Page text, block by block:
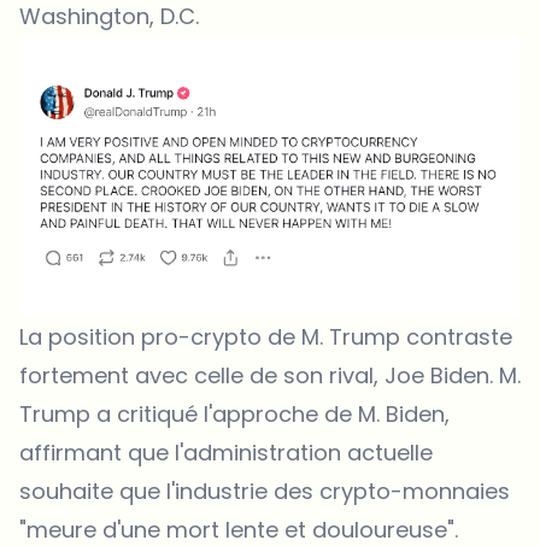
Washington, D.C.
La position pro-crypto de M. Trump contraste
fortement avec celle de son rival, Joe Biden. M.
Trump a critiqué l'approche de M. Biden,
affirmant que l'administration actuelle
souhaite que l'industrie des crypto-monnaies
"meure d'une mort lente et douloureuse".